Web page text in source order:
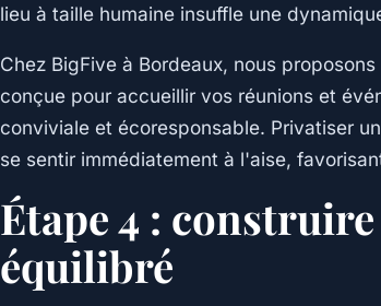
lieu à taille humaine insuffle une
Chez BigFive à Bordeaux, nous
conçue pour accueillir vos réunions et
conviviale et écoresponsable. Privatiser
se sentir immédiatement à l'aise,
Étape 4 :
équilibré